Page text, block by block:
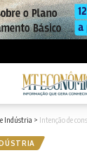
Indústria > Intenção de consumo